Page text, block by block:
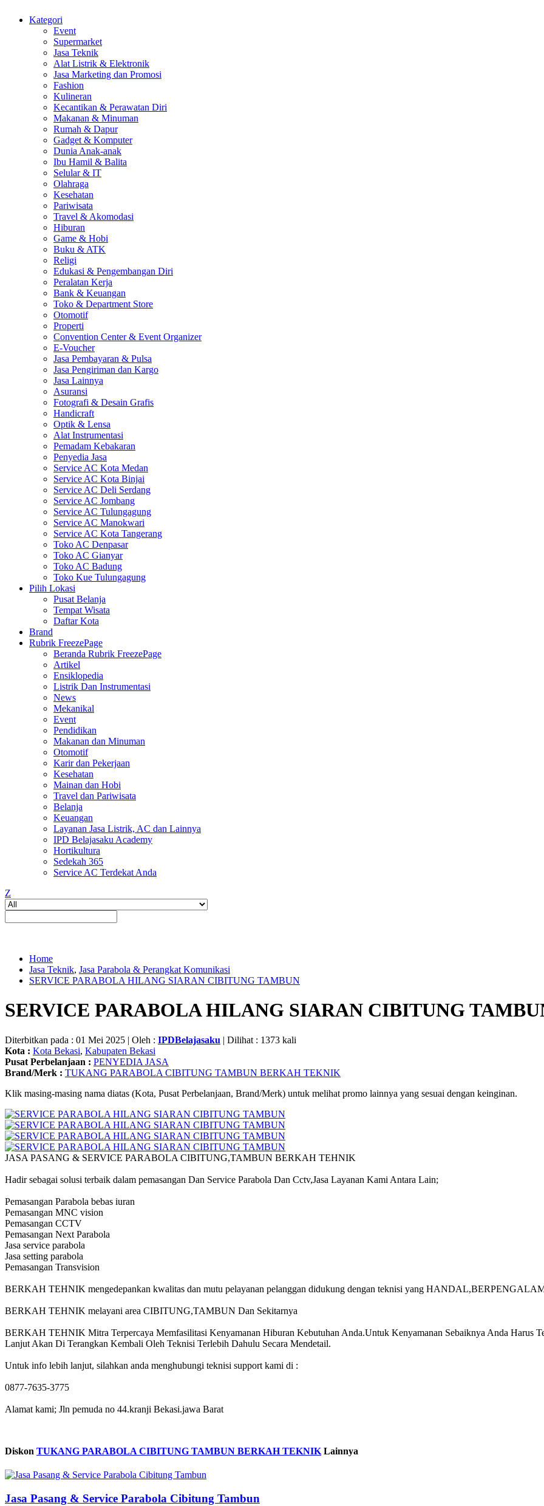
Kategori
Event
Supermarket
Jasa Teknik
Alat Listrik & Elektronik
Jasa Marketing dan Promosi
Fashion
Kulineran
Kecantikan & Perawatan Diri
Makanan & Minuman
Rumah & Dapur
Gadget & Komputer
Dunia Anak-anak
Ibu Hamil & Balita
Selular & IT
Olahraga
Kesehatan
Pariwisata
Travel & Akomodasi
Hiburan
Game & Hobi
Buku & ATK
Religi
Edukasi & Pengembangan Diri
Peralatan Kerja
Bank & Keuangan
Toko & Department Store
Otomotif
Properti
Convention Center & Event Organizer
E-Voucher
Jasa Pembayaran & Pulsa
Jasa Pengiriman dan Kargo
Jasa Lainnya
Asuransi
Fotografi & Desain Grafis
Handicraft
Optik & Lensa
Alat Instrumentasi
Pemadam Kebakaran
Penyedia Jasa
Service AC Kota Medan
Service AC Kota Binjai
Service AC Deli Serdang
Service AC Jombang
Service AC Tulungagung
Service AC Manokwari
Service AC Kota Tangerang
Toko AC Denpasar
Toko AC Gianyar
Toko AC Badung
Toko Kue Tulungagung
Pilih Lokasi
Pusat Belanja
Tempat Wisata
Daftar Kota
Brand
Rubrik FreezePage
Beranda Rubrik FreezePage
Artikel
Ensiklopedia
Listrik Dan Instrumentasi
News
Mekanikal
Event
Pendidikan
Makanan dan Minuman
Otomotif
Karir dan Pekerjaan
Kesehatan
Mainan dan Hobi
Travel dan Pariwisata
Belanja
Keuangan
Layanan Jasa Listrik, AC dan Lainnya
IPD Belajasaku Academy
Hortikultura
Sedekah 365
Service AC Terdekat Anda
Z
Home
Jasa Teknik, Jasa Parabola & Perangkat Komunikasi
SERVICE PARABOLA HILANG SIARAN CIBITUNG TAMBUN
SERVICE PARABOLA HILANG SIARAN CIBITUNG
Diterbitkan pada : 01 Mei 2025 | Oleh : IPDBelajasaku | Dilihat : 1373 kali
Kota : Kota Bekasi, Kabupaten Bekasi
Pusat Perbelanjaan : PENYEDIA JASA
Brand/Merk : TUKANG PARABOLA CIBITUNG TAMBUN BERKAH TEKNIK
Klik masing-masing nama diatas (Kota, Pusat Perbelanjaan, Brand/Merk) untuk melihat promo lainnya yang sesuai dengan keinginan.
JASA PASANG & SERVICE PARABOLA CIBITUNG,TAMBUN BERKAH TEHNIK
Hadir sebagai solusi terbaik dalam pemasangan Dan Service Parabola Dan Cctv,Jasa Layanan Kami Antara Lain;
Pemasangan Parabola bebas iuran
Pemasangan MNC vision
Pemasangan CCTV
Pemasangan Next Parabola
Jasa service parabola
Jasa setting parabola
Pemasangan Transvision
BERKAH TEHNIK mengedepankan kwalitas dan mutu pelayanan pelanggan didukung dengan teknisi yang
BERKAH TEHNIK melayani area CIBITUNG,TAMBUN Dan Sekitarnya
BERKAH TEHNIK Mitra Terpercaya Memfasilitasi Kenyamanan Hiburan Kebutuhan Anda.Untuk Kenyamanan Sebaiknya Anda Harus
Lanjut Akan Di Terangkan Kembali Oleh Teknisi Terlebih Dahulu Secara Mendetail.
Untuk info lebih lanjut, silahkan anda menghubungi teknisi support kami di :
0877-7635-3775
Alamat kami; Jln pemuda no 44.kranji Bekasi.jawa Barat
Diskon TUKANG PARABOLA CIBITUNG TAMBUN BERKAH TEKNIK Lainnya
Jasa Pasang & Service Parabola Cibitung Tambun